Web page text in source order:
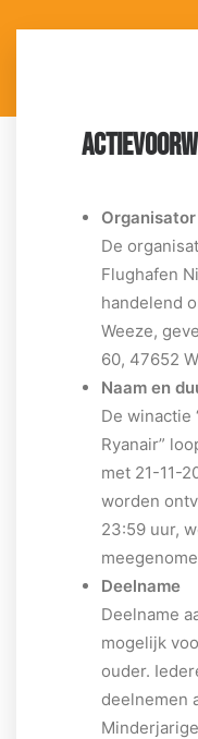
Organisator
De
Flughafen
handelend
Weeze,
60, 47652
Naam en
De winactie
Ryanair”
met 21-11-
worden
23:59 uur,
Deelname
Deelname
mogelijk
ouder.
deelnemen